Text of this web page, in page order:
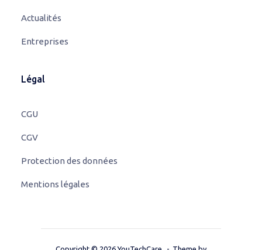
Actualités
Entreprises
Légal
CGU
CGV
Protection des données
Mentions légales